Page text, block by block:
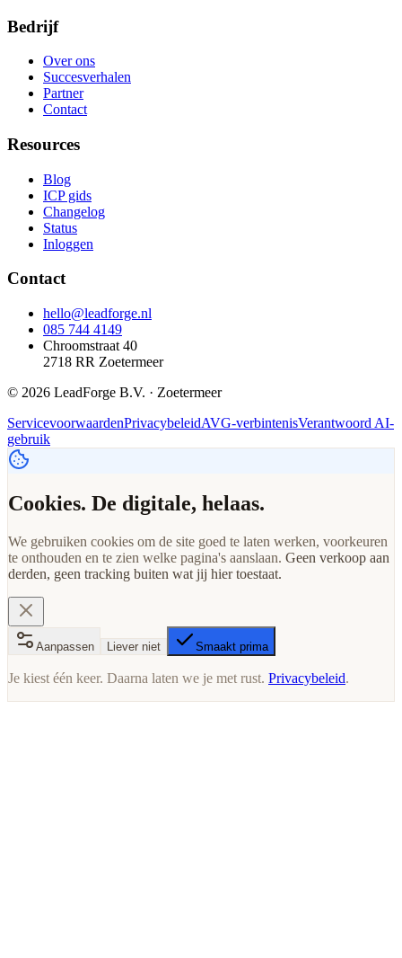
Bedrijf
Over ons
Succesverhalen
Partner
Contact
Resources
Blog
ICP gids
Changelog
Status
Inloggen
Contact
hello@leadforge.nl
085 744 4149
Chroomstraat 40
2718 RR Zoetermeer
© 2026 LeadForge B.V. · Zoetermeer
ServicevoorwaardenPrivacybeleidAVG-verbintenisVerantwoord AI-
gebruik
Cookies. De digitale, helaas.
We gebruiken cookies om de site goed te laten werken, voorkeuren
te onthouden en te zien welke pagina's aanslaan. Geen verkoop aan
derden, geen tracking buiten wat jij hier toestaat.
Aanpassen Liever niet Smaakt prima
Je kiest één keer. Daarna laten we je met rust. Privacybeleid.